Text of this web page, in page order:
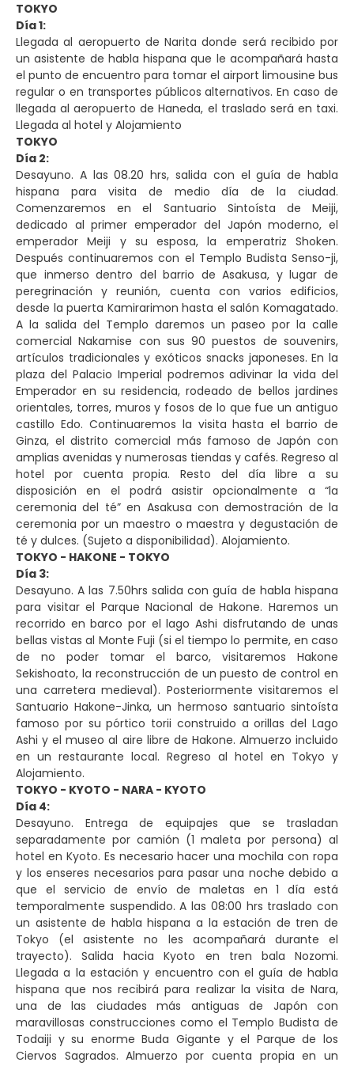
TOKYO
Día 1:
Llegada al aeropuerto de Narita donde será recibido por
un asistente de habla hispana que le acompañará hasta
el punto de encuentro para tomar el airport limousine bus
regular o en transportes públicos alternativos. En caso de
llegada al aeropuerto de Haneda, el traslado será en taxi.
Llegada al hotel y Alojamiento
TOKYO
Día 2:
Desayuno. A las 08.20 hrs, salida con el guía de habla
hispana para visita de medio día de la ciudad.
Comenzaremos en el Santuario Sintoísta de Meiji,
dedicado al primer emperador del Japón moderno, el
emperador Meiji y su esposa, la emperatriz Shoken.
Después continuaremos con el Templo Budista Senso-ji,
que inmerso dentro del barrio de Asakusa, y lugar de
peregrinación y reunión, cuenta con varios edificios,
desde la puerta Kamirarimon hasta el salón Komagatado.
A la salida del Templo daremos un paseo por la calle
comercial Nakamise con sus 90 puestos de souvenirs,
artículos tradicionales y exóticos snacks japoneses. En la
plaza del Palacio Imperial podremos adivinar la vida del
Emperador en su residencia, rodeado de bellos jardines
orientales, torres, muros y fosos de lo que fue un antiguo
castillo Edo. Continuaremos la visita hasta el barrio de
Ginza, el distrito comercial más famoso de Japón con
amplias avenidas y numerosas tiendas y cafés. Regreso al
hotel por cuenta propia. Resto del día libre a su
disposición en el podrá asistir opcionalmente a “la
ceremonia del té” en Asakusa con demostración de la
ceremonia por un maestro o maestra y degustación de
té y dulces. (Sujeto a disponibilidad). Alojamiento.
TOKYO - HAKONE - TOKYO
Día 3:
Desayuno. A las 7.50hrs salida con guía de habla hispana
para visitar el Parque Nacional de Hakone. Haremos un
recorrido en barco por el lago Ashi disfrutando de unas
bellas vistas al Monte Fuji (si el tiempo lo permite, en caso
de no poder tomar el barco, visitaremos Hakone
Sekishoato, la reconstrucción de un puesto de control en
una carretera medieval). Posteriormente visitaremos el
Santuario Hakone-Jinka, un hermoso santuario sintoísta
famoso por su pórtico torii construido a orillas del Lago
Ashi y el museo al aire libre de Hakone. Almuerzo incluido
en un restaurante local. Regreso al hotel en Tokyo y
Alojamiento.
TOKYO - KYOTO - NARA - KYOTO
Día 4:
Desayuno. Entrega de equipajes que se trasladan
separadamente por camión (1 maleta por persona) al
hotel en Kyoto. Es necesario hacer una mochila con ropa
y los enseres necesarios para pasar una noche debido a
que el servicio de envío de maletas en 1 día está
temporalmente suspendido. A las 08:00 hrs traslado con
un asistente de habla hispana a la estación de tren de
Tokyo (el asistente no les acompañará durante el
trayecto). Salida hacia Kyoto en tren bala Nozomi.
Llegada a la estación y encuentro con el guía de habla
hispana que nos recibirá para realizar la visita de Nara,
una de las ciudades más antiguas de Japón con
maravillosas construcciones como el Templo Budista de
Todaiji y su enorme Buda Gigante y el Parque de los
Ciervos Sagrados. Almuerzo por cuenta propia en un